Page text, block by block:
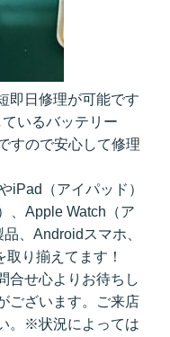
即日修理が可能です
いるバッテリー
すので安心して修理
iPad（アイパッド）
、Apple Watch（ア
、Androidスマホ、
り揃えてます！
合せ心よりお待ちし
ございます。ご来店
。※状況によっては